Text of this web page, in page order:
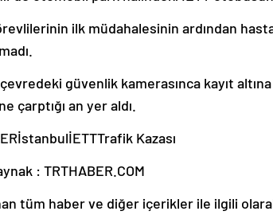
ilk müdahalesinin ardından
çevredeki güvenlik kamerasınca kayıt
çarptığı an yer aldı.
Kazası
: TRTHABER.COM
tüm haber ve diğer içerikler ile ilgili